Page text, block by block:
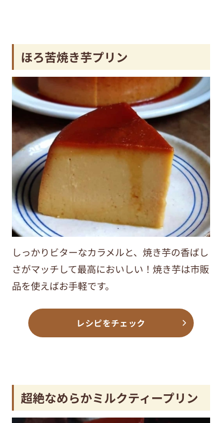
ほろ苦焼き芋プリン
しっかりビターなカラメルと、焼き芋の香ばし
さがマッチして最高においしい！焼き芋は市販
品を使えばお手軽です。
レシピをチェック
超絶なめらかミルクティープリン